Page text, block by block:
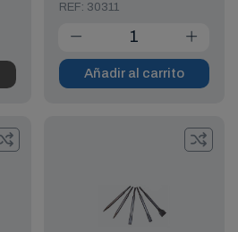
REF: 30311
Añadir al carrito